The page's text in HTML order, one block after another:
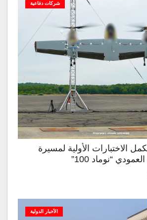
شركات دفاعية
الاختبارات الأولية لمسيرة
“نوماد 100”
الأخبار الدولية